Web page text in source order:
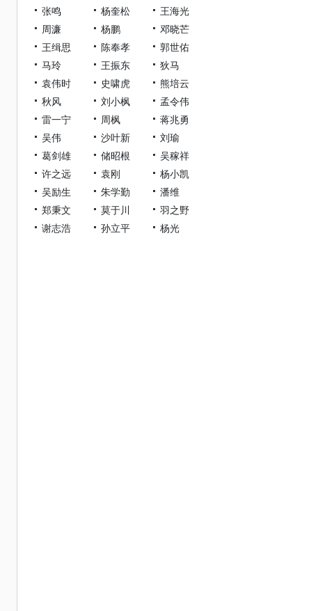
张鸣
杨奎松
王海光
周濂
杨鹏
邓晓芒
王缉思
陈奉孝
郭世佑
马玲
王振东
狄马
袁伟时
史啸虎
熊培云
秋风
刘小枫
孟令伟
雷一宁
周枫
蒋兆勇
吴伟
沙叶新
刘瑜
葛剑雄
储昭根
吴稼祥
许之远
袁刚
杨小凯
吴励生
朱学勤
潘维
郑秉文
莫于川
羽之野
谢志浩
孙立平 杨光